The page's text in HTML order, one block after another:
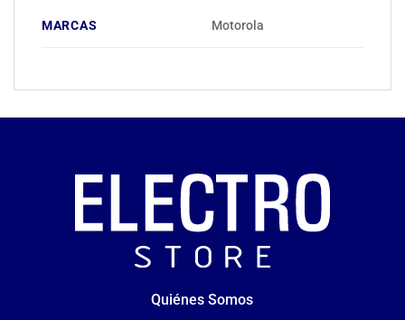
MARCAS Motorola
Quiénes Somos